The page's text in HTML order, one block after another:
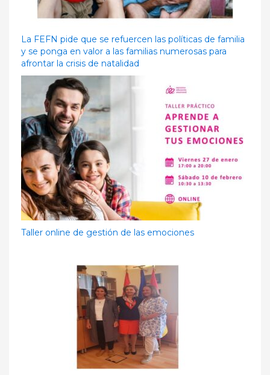
La FEFN pide que se refuercen las políticas de familia
y se ponga en valor a las familias numerosas para
afrontar la crisis de natalidad
Taller online de gestión de las emociones